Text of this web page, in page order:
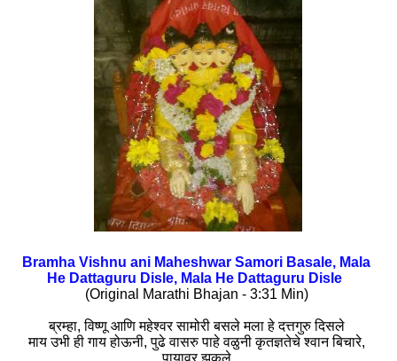
Bramha Vishnu ani Maheshwar Samori Basale, Mala
He Dattaguru Disle, Mala He Dattaguru Disle
(Original Marathi Bhajan - 3:31 Min)
ब्रम्हा, विष्णू आणि महेश्वर सामोरी बसले मला हे दत्तगुरु दिसले
माय उभी ही गाय होऊनी, पुढे वासरु पाहे वळुनी कृतज्ञतेचे श्वान बिचारे,
पायावर झुकले